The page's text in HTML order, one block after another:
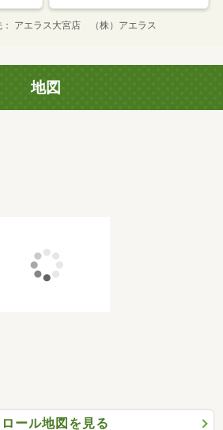
アエラス大宮店 （株）アエラス
地図
ール地図を見る